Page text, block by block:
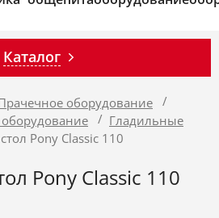
Каталог
оборудование /
/ Гладильные
Pony Classic 110
Pony Classic 110